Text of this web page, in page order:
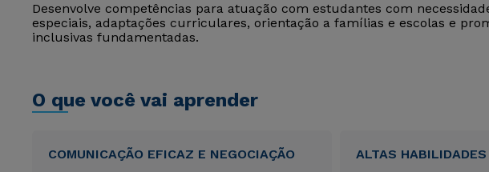
Desenvolve competências para atuação com estudantes com
especiais, adaptações curriculares, orientação a famílias e escolas e
inclusivas fundamentadas.
O que você vai aprender
COMUNICAÇÃO EFICAZ E NEGOCIAÇÃO ALTAS HABILIDADES